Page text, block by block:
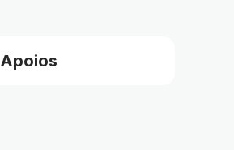
Apoios